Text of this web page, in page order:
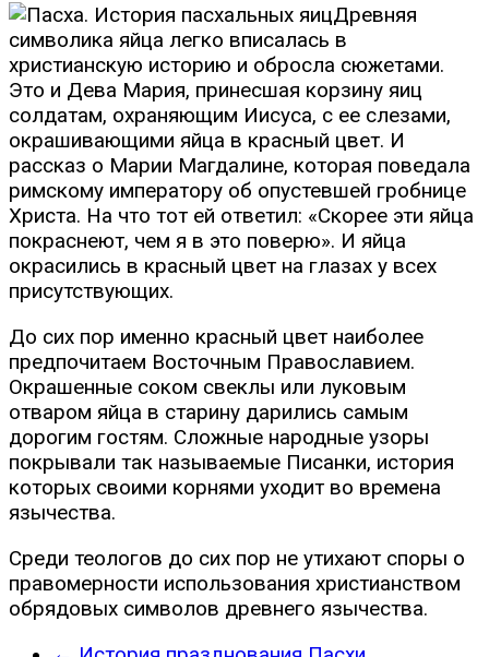
Древняя
символика яйца легко вписалась в
христианскую историю и обросла сюжетами.
Это и Дева Мария, принесшая корзину яиц
солдатам, охраняющим Иисуса, с ее слезами,
окрашивающими яйца в красный цвет. И
рассказ о Марии Магдалине, которая поведала
римскому императору об опустевшей гробнице
Христа. На что тот ей ответил: «Скорее эти яйца
покраснеют, чем я в это поверю». И яйца
окрасились в красный цвет на глазах у всех
присутствующих.
До сих пор именно красный цвет наиболее
предпочитаем Восточным Православием.
Окрашенные соком свеклы или луковым
отваром яйца в старину дарились самым
дорогим гостям. Сложные народные узоры
покрывали так называемые Писанки, история
которых своими корнями уходит во времена
язычества.
Среди теологов до сих пор не утихают споры о
правомерности использования христианством
обрядовых символов древнего язычества.